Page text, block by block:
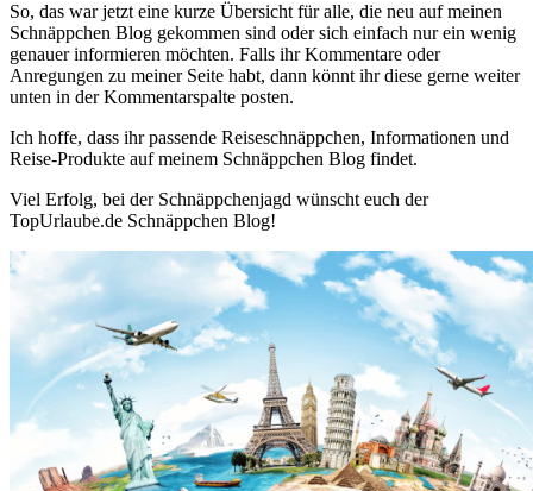
So, das war jetzt eine kurze Übersicht für alle, die neu auf meinen
Schnäppchen Blog gekommen sind oder sich einfach nur ein wenig
genauer informieren möchten. Falls ihr Kommentare oder
Anregungen zu meiner Seite habt, dann könnt ihr diese gerne weiter
unten in der Kommentarspalte posten.
Ich hoffe, dass ihr passende Reiseschnäppchen, Informationen und
Reise-Produkte auf meinem Schnäppchen Blog findet.
Viel Erfolg, bei der Schnäppchenjagd wünscht euch der
TopUrlaube.de Schnäppchen Blog!